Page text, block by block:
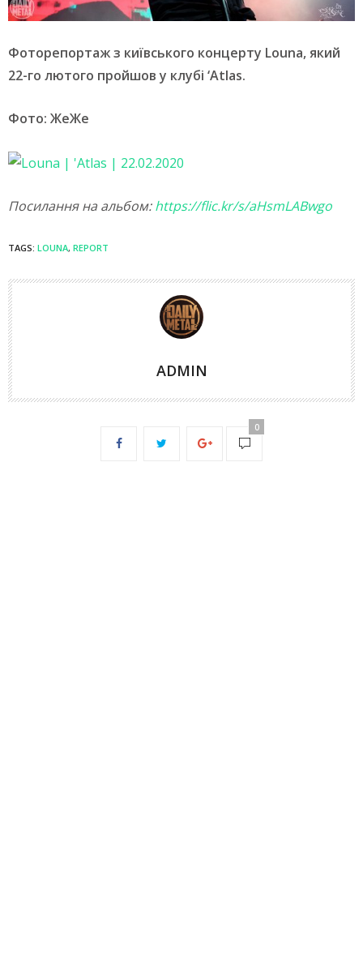
Фоторепортаж з київського концерту Louna, який
22-го лютого пройшов у клубі ‘Atlas.
Фото: ЖеЖе
Посилання на альбом:https://flic.kr/s/aHsmLABwgo
TAGS: LOUNA, REPORT
ADMIN
0